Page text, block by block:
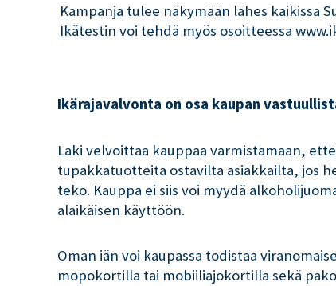
Kampanja tulee näkymään lähes kaikissa
Ikätestin voi tehdä myös osoitteessa
Ikärajavalvonta on osa kaupan
Laki velvoittaa kauppaa varmistamaan,
tupakkatuotteita ostavilta asiakkailta, jos
teko. Kauppa ei siis voi myydä
alaikäisen käyttöön.
Oman iän voi kaupassa todistaa
mopokortilla tai mobiiliajokortilla sekä